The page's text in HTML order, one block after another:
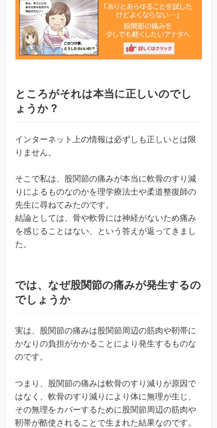
ところがそれは本当に正しいのでし
ょうか？
インターネット上の情報は必ずしも正しいとは限
りません。
そこで私は、股関節の痛みが本当に軟骨のすり減
りによるものなのかを理学療法士や柔道整復師の
先生に尋ねてみたのです。
結論としては、骨や軟骨には神経がないため痛み
を感じることはない、という答えが返ってきまし
た。
では、なぜ股関節の痛みが発生するの
でしょうか
実は、股関節の痛みは股関節周辺の筋肉や靭帯に
かなりの負担がかかることにより発生するものな
のです。
つまり、股関節の痛みは軟骨のすり減りが原因で
はなく、軟骨のすり減りにより体に無理が生じ、
その無理をカバーするために股関節周辺の筋肉や
靭帯が酷使されることで生まれた結果なのです。